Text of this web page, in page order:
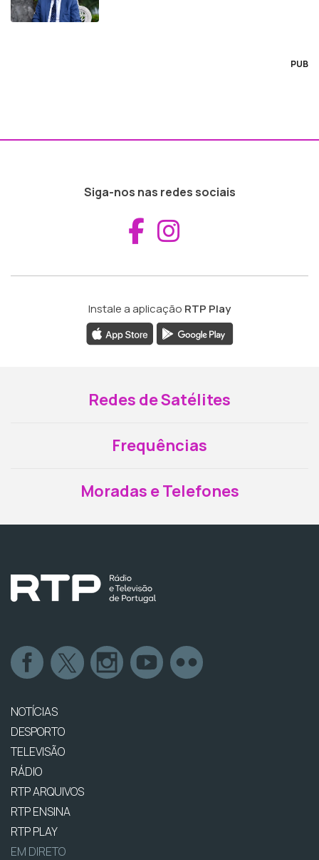
PUB
Siga-nos nas redes sociais
Aceder ao
Instale a aplicação RTP Play
Redes de Satélites
Frequências
Moradas e Telefones
NOTÍCIAS
DESPORTO
TELEVISÃO
RÁDIO
RTP ARQUIVOS
RTP ENSINA
RTP PLAY
EM DIRETO